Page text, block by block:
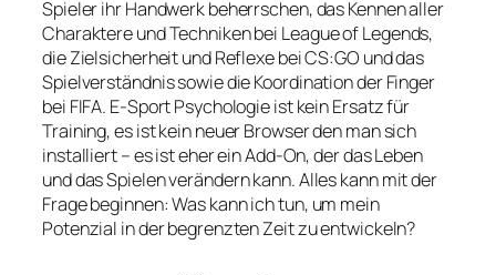
Spieler ihr Handwerk beherrschen, das Kennen aller
Charaktere und Techniken bei League of Legends,
die Zielsicherheit und Reflexe bei CS:GO und das
Spielverständnis sowie die Koordination der Finger
bei FIFA. E-Sport Psychologie ist kein Ersatz für
Training, es ist kein neuer Browser den man sich
installiert – es ist eher ein Add-On, der das Leben
und das Spielen verändern kann. Alles kann mit der
Frage beginnen: Was kann ich tun, um mein
Potenzial in der begrenzten Zeit zu entwickeln?